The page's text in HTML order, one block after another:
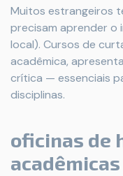
Muitos estrangeiros
precisam aprender o
local). Cursos de
acadêmica,
crítica — essenciais
disciplinas.
oficinas de